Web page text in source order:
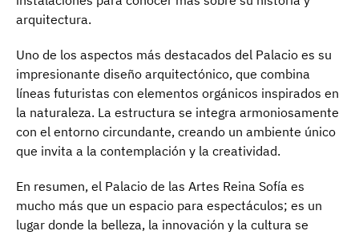
arquitectura.
Uno de los aspectos más destacados del Palacio es su
impresionante diseño arquitectónico, que combina
líneas futuristas con elementos orgánicos inspirados en
la naturaleza. La estructura se integra armoniosamente
con el entorno circundante, creando un ambiente único
que invita a la contemplación y la creatividad.
En resumen, el Palacio de las Artes Reina Sofía es
mucho más que un espacio para espectáculos; es un
lugar donde la belleza, la innovación y la cultura se